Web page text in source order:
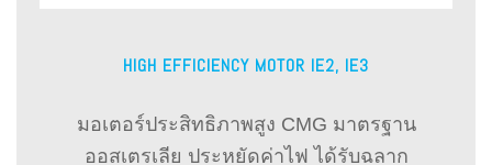
HIGH EFFICIENCY MOTOR IE2, IE3
มอเตอร์ประสิทธิภาพสูง CMG มาตรฐาน
ออสเตรเลีย ประหยัดค่าไฟ ได้รับฉลาก